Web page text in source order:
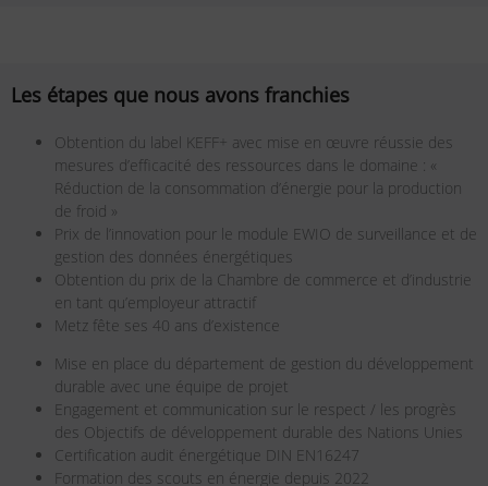
Les étapes que nous avons franchies
Obtention du label KEFF+ avec mise en œuvre réussie des
mesures d’efficacité des ressources dans le domaine : «
Réduction de la consommation d’énergie pour la production
de froid »
Prix de l’innovation pour le module EWIO de surveillance et de
gestion des données énergétiques
Obtention du prix de la Chambre de commerce et d’industrie
en tant qu’employeur attractif
Metz fête ses 40 ans d’existence
Mise en place du département de gestion du développement
durable avec une équipe de projet
Engagement et communication sur le respect / les progrès
des Objectifs de développement durable des Nations Unies
Certification audit énergétique DIN EN16247
Formation des scouts en énergie depuis 2022